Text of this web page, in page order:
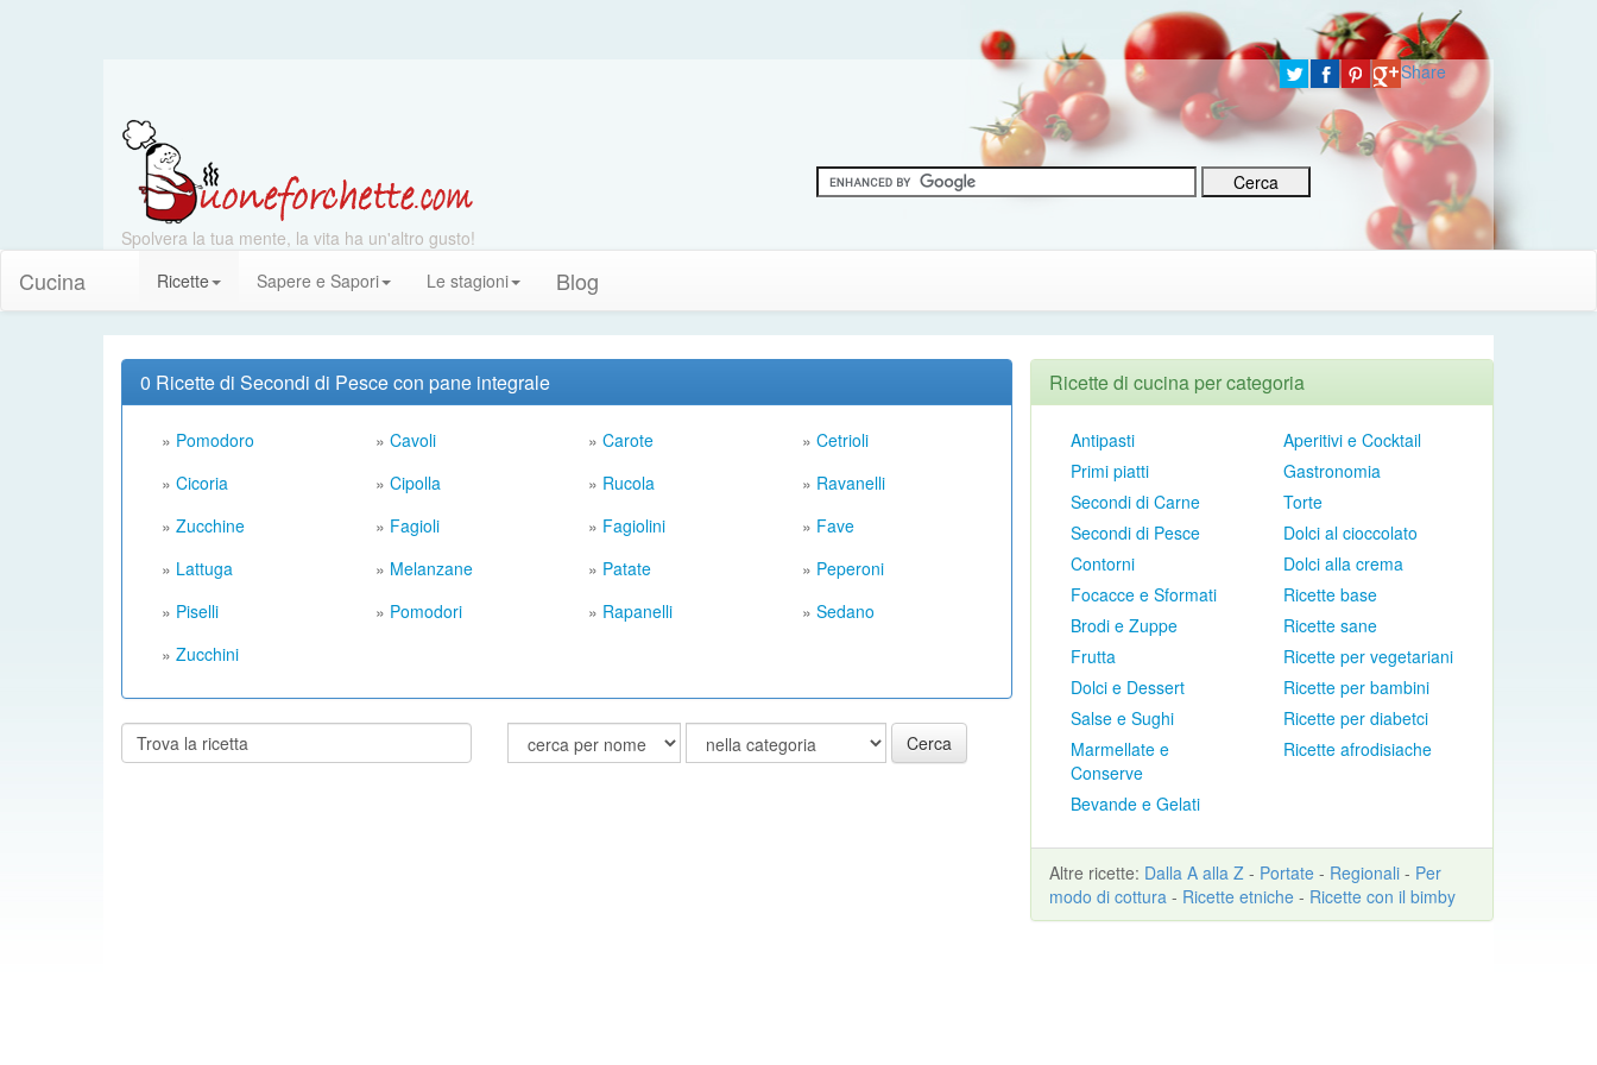
Share
Spolvera la tua mente, la vita ha un'altro gusto!
Cucina Ricette Sapere e Sapori Le stagioni Blog
0 Ricette di Secondi di Pesce con pane integrale
» Pomodoro » Cavoli » Carote » Cetrioli
» Cicoria » Cipolla » Rucola » Ravanelli
» Zucchine » Fagioli » Fagiolini » Fave
» Lattuga » Melanzane » Patate » Peperoni
» Piselli » Pomodori » Rapanelli » Sedano
» Zucchini
Cerca Cerca
Ricette di cucina per categoria
Antipasti
Primi piatti
Secondi di Carne
Secondi di Pesce
Contorni
Focacce e Sformati
Brodi e Zuppe
Frutta
Dolci e Dessert
Salse e Sughi
Marmellate e
Conserve
Bevande e Gelati
Aperitivi e Cocktail
Gastronomia
Torte
Dolci al cioccolato
Dolci alla crema
Ricette base
Ricette sane
Ricette per vegetariani
Ricette per bambini
Ricette per diabetci
Ricette afrodisiache
Altre ricette: Dalla A alla Z - Portate - Regionali - Per
modo di cottura - Ricette etniche - Ricette con il bimby